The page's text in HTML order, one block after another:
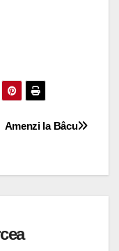
Amenzi la Bâcu